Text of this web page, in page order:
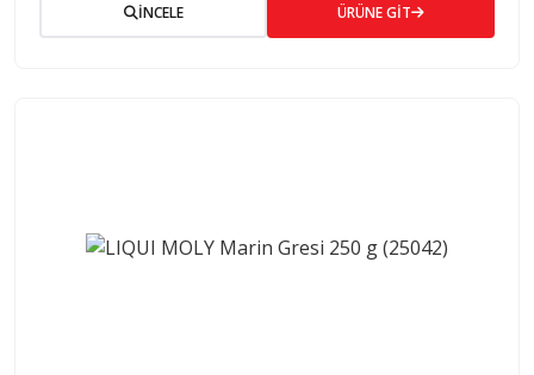
İNCELE ÜRÜNE GİT